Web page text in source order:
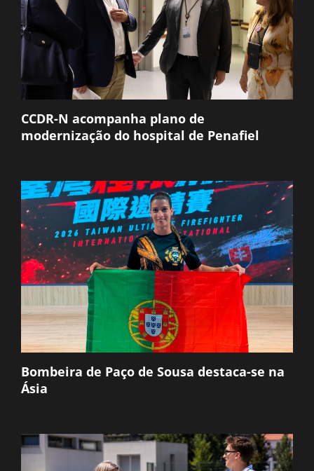
CCDR-N acompanha plano de
modernização do hospital de Penafiel
Bombeira de Paço de Sousa destaca-se na
Ásia